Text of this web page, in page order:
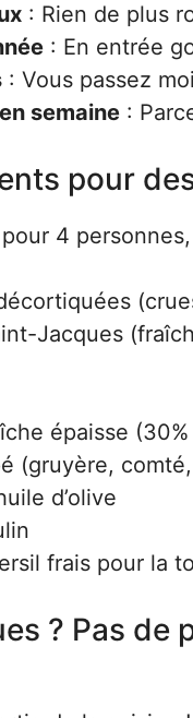
: Rien de plus
: En entrée
: Vous passez
semaine :
pour
4
Jacques
épaisse
(gruyère,
d’olive
frais pour la
? Pas de